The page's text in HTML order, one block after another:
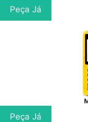
Peça Já
Peça Já